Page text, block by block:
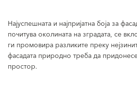
Најуспешната и најпријатна боја за
почитува околината на зградата, се
ги промовира разликите преку
фасадата природно треба да
простор.